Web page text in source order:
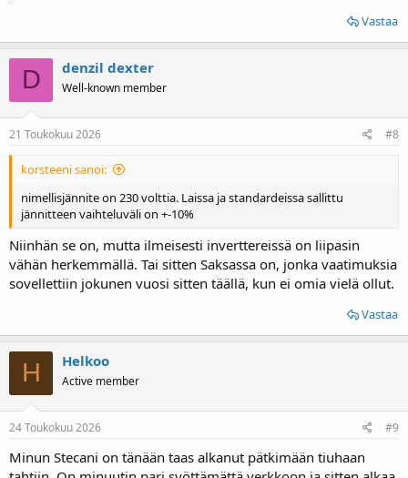
Vastaa
D denzil dexter
Well-known member
21 Toukokuu 2026 #8
korsteeni sanoi:
nimellisjännite on 230 volttia. Laissa ja standardeissa sallittu
jännitteen vaihteluväli on +-10%
Niinhän se on, mutta ilmeisesti inverttereissä on liipasin
vähän herkemmällä. Tai sitten Saksassa on, jonka vaatimuksia
sovellettiin jokunen vuosi sitten täällä, kun ei omia vielä ollut.
Vastaa
H Helkoo
Active member
24 Toukokuu 2026 #9
Minun Stecani on tänään taas alkanut pätkimään tiuhaan